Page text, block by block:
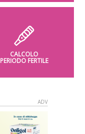
CALCOLO
PERIODO FERTILE